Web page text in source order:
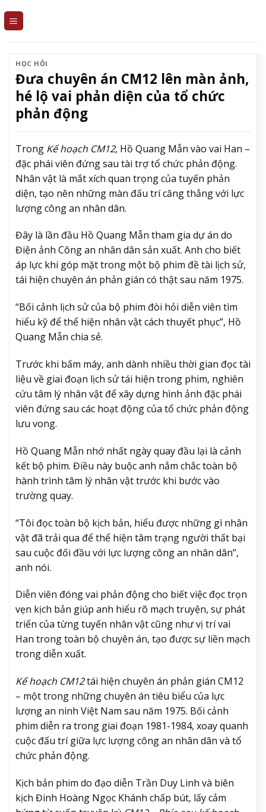
HỌC HỎI
Đưa chuyên án CM12 lên màn ảnh,
hé lộ vai phản diện của tổ chức
phản động
Trong Kế hoạch CM12, Hồ Quang Mẫn vào vai Han –
đặc phái viên đứng sau tài trợ tổ chức phản động.
Nhân vật là mắt xích quan trọng của tuyến phản
diện, tạo nên những màn đấu trí căng thẳng với lực
lượng công an nhân dân.
Đây là lần đầu Hồ Quang Mẫn tham gia dự án do
Điện ảnh Công an nhân dân sản xuất. Anh cho biết
áp lực khi góp mặt trong một bộ phim đề tài lịch sử,
tái hiện chuyên án phản gián có thật sau năm 1975.
“Bối cảnh lịch sử của bộ phim đòi hỏi diễn viên tìm
hiểu kỹ để thể hiện nhân vật cách thuyết phục”, Hồ
Quang Mẫn chia sẻ.
Trước khi bấm máy, anh dành nhiều thời gian đọc tài
liệu về giai đoạn lịch sử tái hiện trong phim, nghiên
cứu tâm lý nhân vật để xây dựng hình ảnh đặc phái
viên đứng sau các hoạt động của tổ chức phản động
lưu vong.
Hồ Quang Mẫn nhớ nhất ngày quay đầu lại là cảnh
kết bộ phim. Điều này buộc anh nắm chắc toàn bộ
hành trình tâm lý nhân vật trước khi bước vào
trường quay.
“Tôi đọc toàn bộ kịch bản, hiểu được những gì nhân
vật đã trải qua để thể hiện tâm trạng người thất bại
sau cuộc đối đầu với lực lượng công an nhân dân”,
anh nói.
Diễn viên đóng vai phản động cho biết việc đọc trọn
vẹn kịch bản giúp anh hiểu rõ mạch truyện, sự phát
triển của từng tuyến nhân vật cũng như vị trí vai
Han trong toàn bộ chuyên án, tạo được sự liền mạch
trong diễn xuất.
Kế hoạch CM12tái hiện chuyên án phản gián CM12
– một trong những chuyên án tiêu biểu của lực
lượng an ninh Việt Nam sau năm 1975. Bối cảnh
phim diễn ra trong giai đoạn 1981-1984, xoay quanh
cuộc đấu trí giữa lực lượng công an nhân dân và tổ
chức phản động.
Kịch bản phim do đạo diễn Trần Duy Linh và biên
kịch Đinh Hoàng Ngọc Khánh chấp bút, lấy cảm